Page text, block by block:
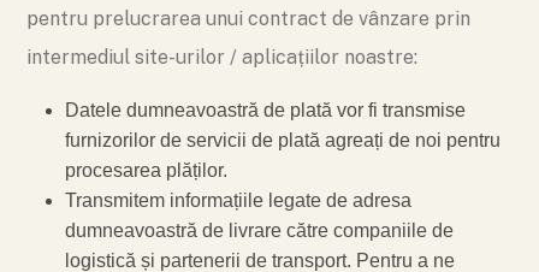
pentru prelucrarea unui contract de vânzare prin
intermediul site-urilor / aplicațiilor noastre:
Datele dumneavoastră de plată vor fi transmise
furnizorilor de servicii de plată agreați de noi pentru
procesarea plăților.
Transmitem informațiile legate de adresa
dumneavoastră de livrare către companiile de
logistică și partenerii de transport. Pentru a ne